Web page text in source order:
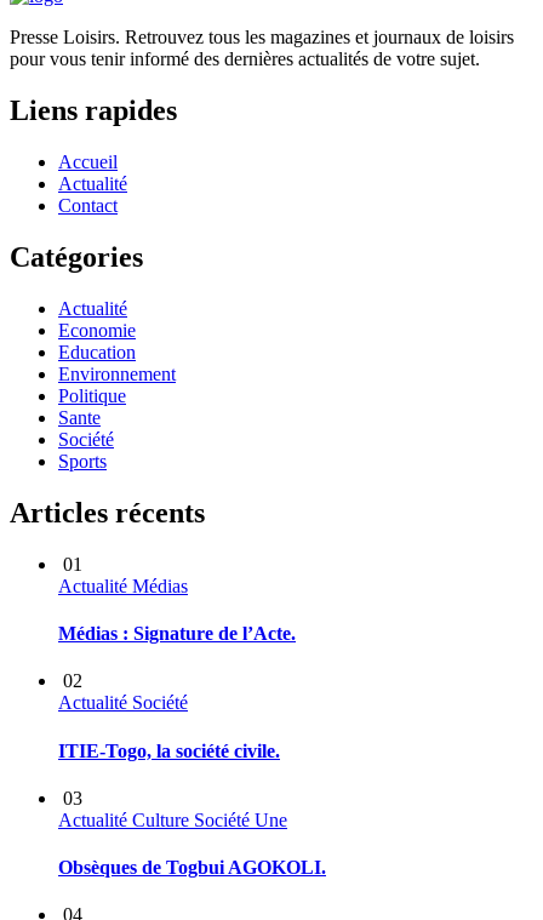
Presse Loisirs. Retrouvez tous les magazines et journaux de loisirs
pour vous tenir informé des dernières actualités de votre sujet.
Liens rapides
Accueil
Actualité
Contact
Catégories
Actualité
Economie
Education
Environnement
Politique
Sante
Société
Sports
Articles récents
01
Actualité Médias
Médias : Signature de l’Acte.
02
Actualité Société
ITIE-Togo, la société civile.
03
Actualité Culture Société Une
Obsèques de Togbui AGOKOLI.
04